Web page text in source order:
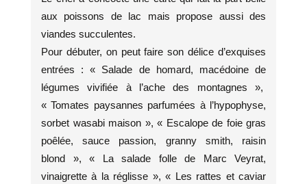
aux poissons de lac mais propose aussi des
viandes succulentes.
Pour débuter, on peut faire son délice d’exquises
entrées : « Salade de homard, macédoine de
légumes vivifiée à l’ache des montagnes »,
« Tomates paysannes parfumées à l’hypophyse,
sorbet wasabi maison », « Escalope de foie gras
poêlée, sauce passion, granny smith, raisin
blond », « La salade folle de Marc Veyrat,
vinaigrette à la réglisse », « Les rattes et caviar